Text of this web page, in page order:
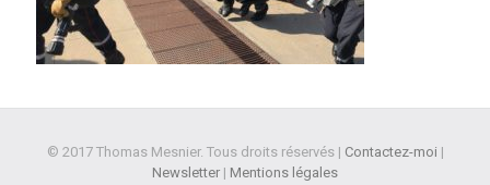
© 2017 Thomas Mesnier. Tous droits réservés | Contactez-moi |
Newsletter | Mentions légales